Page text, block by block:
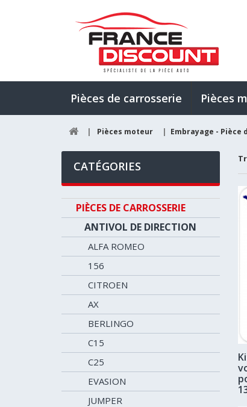
Pièces de carrosserie Pièces
| Pièces moteur | Embrayage - Pièce
CATÉGORIES
PIÈCES DE CARROSSERIE
ANTIVOL DE DIRECTION
ALFA ROMEO
156
CITROEN
AX
BERLINGO
C15
C25
EVASION
JUMPER